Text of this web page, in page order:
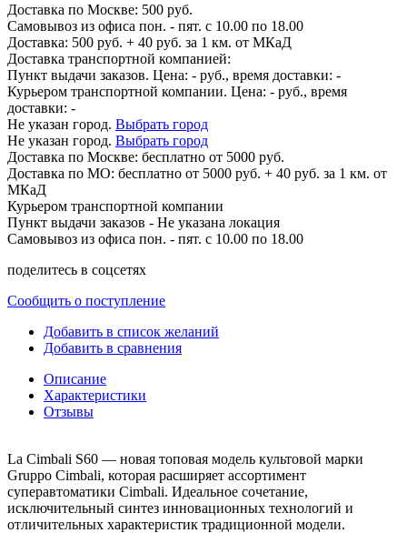
Доставка по Москве: 500 руб.
Самовывоз из офиса пон. - пят. с 10.00 по 18.00
Доставка: 500 руб. + 40 руб. за 1 км. от МКаД
Доставка транспортной компанией:
Пункт выдачи заказов. Цена: - руб., время доставки: -
Курьером транспортной компании. Цена: - руб., время
доставки: -
Не указан город. Выбрать город
Не указан город. Выбрать город
Доставка по Москве: бесплатно от 5000 руб.
Доставка по МО: бесплатно от 5000 руб. + 40 руб. за 1 км. от
МКаД
Курьером транспортной компании
Пункт выдачи заказов - Не указана локация
Самовывоз из офиса пон. - пят. с 10.00 по 18.00
поделитесь в соцсетях
Сообщить о поступление
Добавить в список желаний
Добавить в сравнения
Описание
Характеристики
Отзывы
La Cimbali S60 — новая топовая модель культовой марки
Gruppo Cimbali, которая расширяет ассортимент
суперавтоматики Cimbali. Идеальное сочетание,
исключительный синтез инновационных технологий и
отличительных характеристик традиционной модели.